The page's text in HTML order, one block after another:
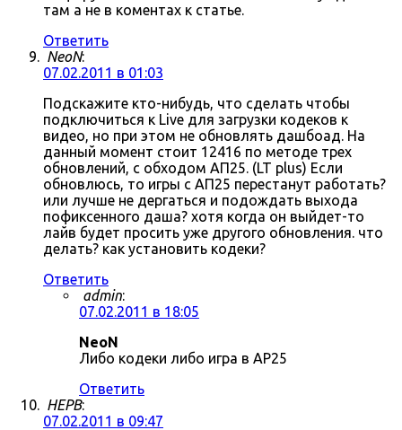
там а не в коментах к статье.
Ответить
NeoN:
07.02.2011 в 01:03
Подскажите кто-нибудь, что сделать чтобы
подключиться к Live для загрузки кодеков к
видео, но при этом не обновлять дашбоад. На
данный момент стоит 12416 по методе трех
обновлений, с обходом АП25. (LT plus) Если
обновлюсь, то игры с АП25 перестанут работать?
или лучше не дергаться и подождать выхода
пофиксенного даша? хотя когда он выйдет-то
лайв будет просить уже другого обновления. что
делать? как установить кодеки?
Ответить
admin:
07.02.2011 в 18:05
NeoN
Либо кодеки либо игра в AP25
Ответить
HEPB:
07.02.2011 в 09:47